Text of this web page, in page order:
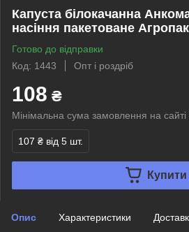
Капуста білокачанна
насіння пакетоване Агропак
Готово до відправки
Код: 1443
Опт і роздріб
108 ₴
Мінімальна сума замовлення на
107 ₴ від 5 шт.
Купити
Опис Характеристики